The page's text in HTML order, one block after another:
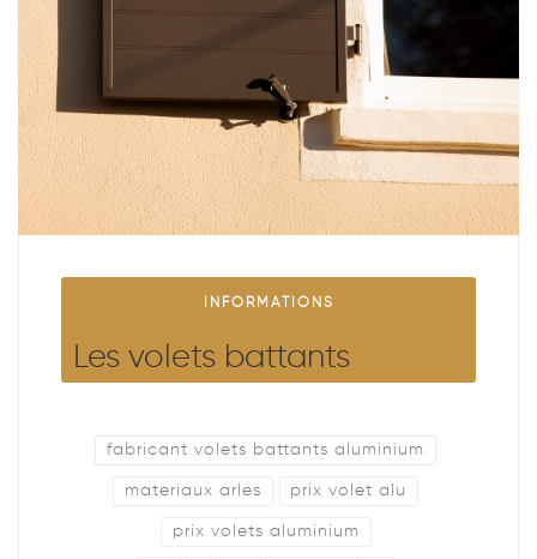
INFORMATIONS
Les volets battants
fabricant volets battants aluminium
materiaux arles prix volet alu
prix volets aluminium